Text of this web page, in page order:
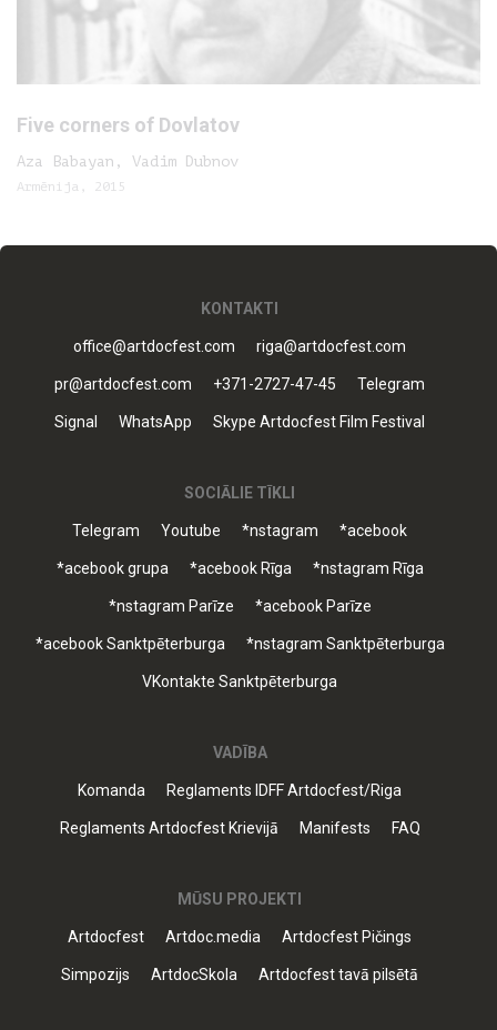
Five corners of Dovlatov
Aza Babayan, Vadim Dubnov
Armēnija, 2015
KONTAKTI
office@artdocfest.com riga@artdocfest.com
pr@artdocfest.com +371-2727-47-45 Telegram
Signal WhatsApp Skype Artdocfest Film Festival
SOCIĀLIE TĪKLI
Telegram Youtube *nstagram *acebook
*acebook grupa *acebook Rīga *nstagram Rīga
*nstagram Parīze *acebook Parīze
*acebook Sanktpēterburga *nstagram Sanktpēterburga
VKontakte Sanktpēterburga
VADĪBA
Komanda Reglaments IDFF Artdocfest/Riga
Reglaments Artdocfest Krievijā Manifests FAQ
MŪSU PROJEKTI
Artdocfest Artdoc.media Artdocfest Pičings
Simpozijs ArtdocSkola Artdocfest tavā pilsētā